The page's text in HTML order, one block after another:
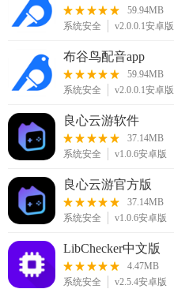
59.94MB
系统安全
v2.0.0.1安卓版
布谷鸟配音app
59.94MB
系统安全
v2.0.0.1安卓版
良心云游软件
37.14MB
系统安全
v1.0.6安卓版
良心云游官方版
37.14MB
系统安全
v1.0.6安卓版
LibChecker中文版
4.47MB
系统安全
v2.5.4安卓版